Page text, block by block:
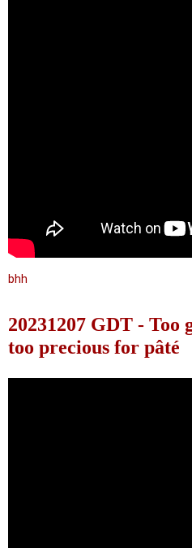
bhh
20231207 GDT - Too
too precious for pâté